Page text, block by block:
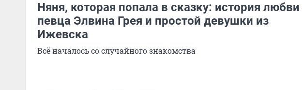
Няня, которая попала в сказку: история любви
певца Элвина Грея и простой девушки из
Ижевска
Всё началось со случайного знакомства